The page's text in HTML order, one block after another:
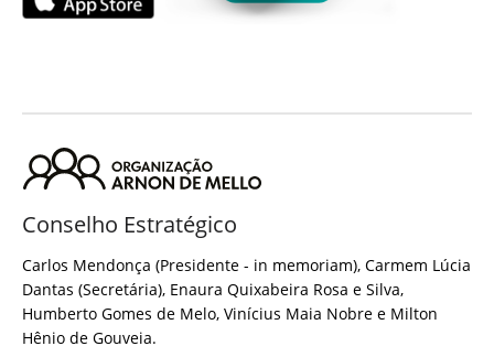
Conselho Estratégico
Carlos Mendonça (Presidente - in memoriam), Carmem Lúcia
Dantas (Secretária), Enaura Quixabeira Rosa e Silva,
Humberto Gomes de Melo, Vinícius Maia Nobre e Milton
Hênio de Gouveia.